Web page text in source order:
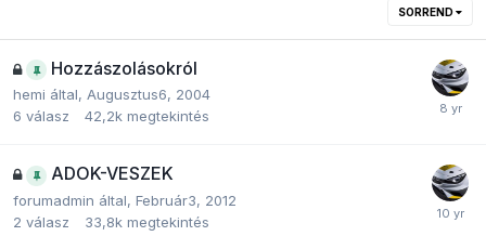
SORREND
Hozzászolásokról
hemi által, Augusztus6, 2004
6 válasz 42,2k megtekintés
ADOK-VESZEK
forumadmin által, Február3, 2012
2 válasz 33,8k megtekintés